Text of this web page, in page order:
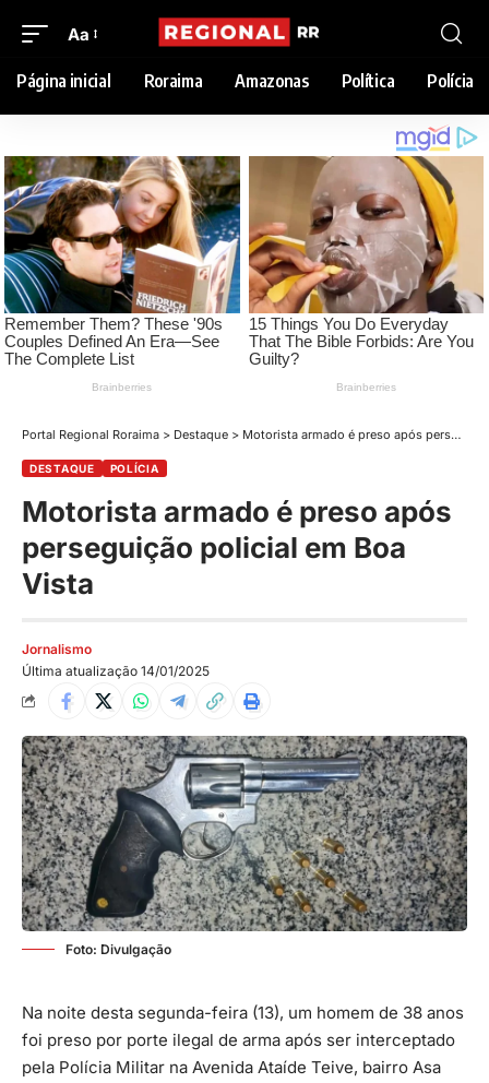
Aa
Página inicial Roraima Amazonas Política Polícia
Portal Regional Roraima > Destaque > Motorista armado é preso após perseguição policial em Boa Vista
DESTAQUE POLÍCIA
Motorista armado é preso após
perseguição policial em Boa
Vista
Última atualização 14/01/2025
Jornalismo
Foto: Divulgação
Na noite desta segunda-feira (13), um homem de 38 anos
foi preso por porte ilegal de arma após ser interceptado
pela Polícia Militar na Avenida Ataíde Teive, bairro Asa